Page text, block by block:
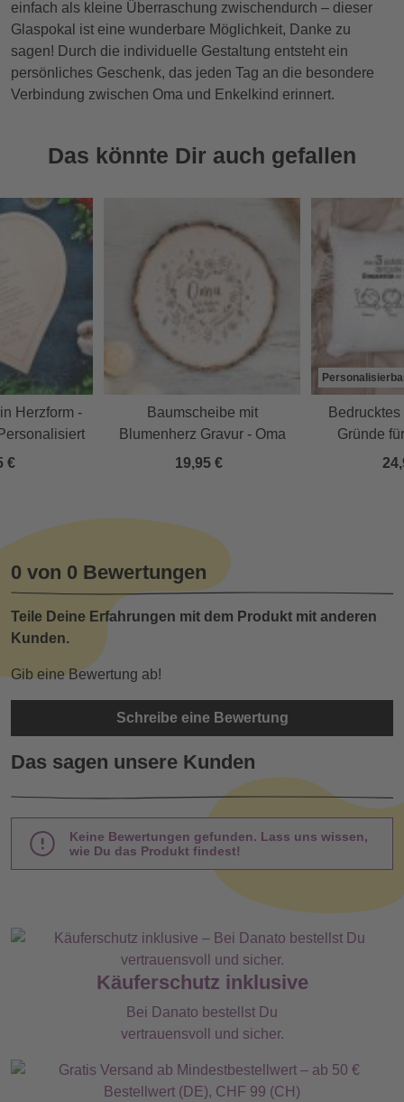
einfach als kleine Überraschung zwischendurch – dieser
Glaspokal ist eine wunderbare Möglichkeit, Danke zu
sagen! Durch die individuelle Gestaltung entsteht ein
persönliches Geschenk, das jeden Tag an die besondere
Verbindung zwischen Oma und Enkelkind erinnert.
Das könnte Dir auch gefallen
Herzform -
€
Baumscheibe mit
Blumenherz Gravur - Oma
19,95 €
Gründe
0 von 0 Bewertungen
Teile Deine Erfahrungen mit dem Produkt mit anderen
Kunden.
Gib eine Bewertung ab!
Schreibe eine Bewertung
Das sagen unsere Kunden
Keine Bewertungen gefunden. Lass uns wissen,
wie Du das Produkt findest!
Käuferschutz inklusive
Bei Danato bestellst Du
vertrauensvoll und sicher.